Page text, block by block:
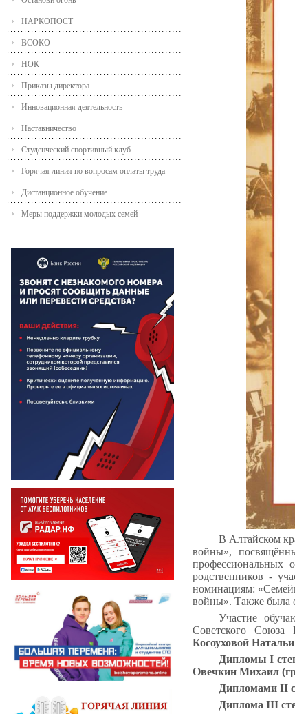
НАРКОПОСТ
ВСОКО
НОК
Приказы директора
Инновационная деятельность
Наставничество
Студенческий спортивный клуб
Горячая линия по вопросам оплаты труда
Дистанционное обучение
Меры поддержки молодых семей
В Алтайском
войны»,
профессиональных
родственников -
номинациям:
войны». Также была
Участие
Советского Союза
Косоуховой
Дипломы I
Овечкин Михаил
Дипломами II
Диплома III